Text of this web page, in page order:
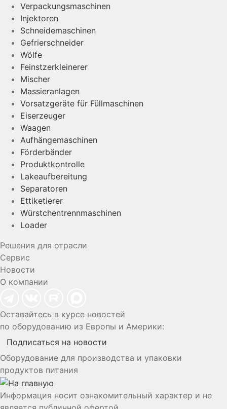
Verpackungsmaschinen
Injektoren
Schneidemaschinen
Gefrierschneider
Wölfe
Feinstzerkleinerer
Mischer
Massieranlagen
Vorsatzgeräte für Füllmaschinen
Eiserzeuger
Waagen
Aufhängemaschinen
Förderbänder
Produktkontrolle
Lakeaufbereitung
Separatoren
Ettiketierer
Würstchentrennmaschinen
Loader
Решения для отрасли
Сервис
Новости
О компании
Оставайтесь в курсе новостей
по оборудованию из Европы и Америки:
Подписаться на новости
Оборудование для производства и упаковки
продуктов питания
Информация носит ознакомительный характер и не